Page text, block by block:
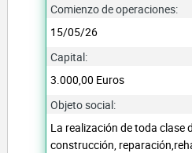
Comienzo de operaciones:
15/05/26
Capital:
3.000,00 Euros
Objeto social:
La realización de toda clase
construcción,